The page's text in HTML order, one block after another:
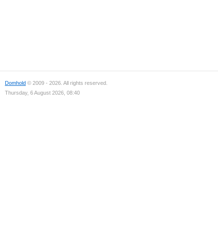
Domhold © 2009 - 2026. All rights reserved.
Thursday, 6 August 2026, 08:40